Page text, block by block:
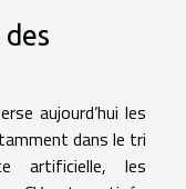
aujourd’hui les
dans le tri
artificielle, les